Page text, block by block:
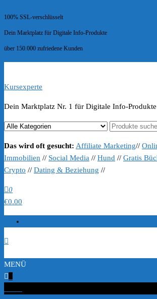
100% SSL-verschlüsselt
Dein Marktplatz für Digitale Info-Produkte
über 150.000 zufriedene Kunden
Kursexperte
Dein Marktplatz Nr. 1 für Digitale Info-Produkte
Das wird oft gesucht: Affiliate Marketing//
Immobilien // Social Media // Hund // Gratis
Crypto // Dating & Beziehung //
0
€0.00
MENÜ